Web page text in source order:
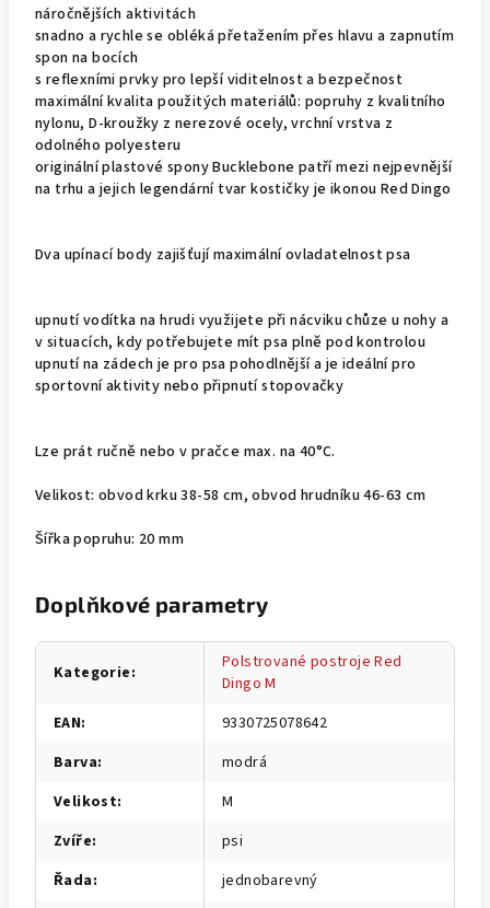
náročnějších aktivitách
snadno a rychle se obléká přetažením přes hlavu a zapnutím
spon na bocích
s reflexními prvky pro lepší viditelnost a bezpečnost
maximální kvalita použitých materiálů: popruhy z kvalitního
nylonu, D-kroužky z nerezové ocely, vrchní vrstva z
odolného polyesteru
originální plastové spony Bucklebone patří mezi nejpevnější
na trhu a jejich legendární tvar kostičky je ikonou Red Dingo
Dva upínací body zajišťují maximální ovladatelnost psa
upnutí vodítka na hrudi využijete při nácviku chůze u nohy a
v situacích, kdy potřebujete mít psa plně pod kontrolou
upnutí na zádech je pro psa pohodlnější a je ideální pro
sportovní aktivity nebo připnutí stopovačky
Lze prát ručně nebo v pračce max. na 40°C.
Velikost: obvod krku 38-58 cm, obvod hrudníku 46-63 cm
Šířka popruhu: 20 mm
Doplňkové parametry
Kategorie:
Polstrované postroje Red
Dingo M
EAN:
9330725078642
Barva:
modrá
Velikost:
M
Zvíře:
psi
Řada:
jednobarevný